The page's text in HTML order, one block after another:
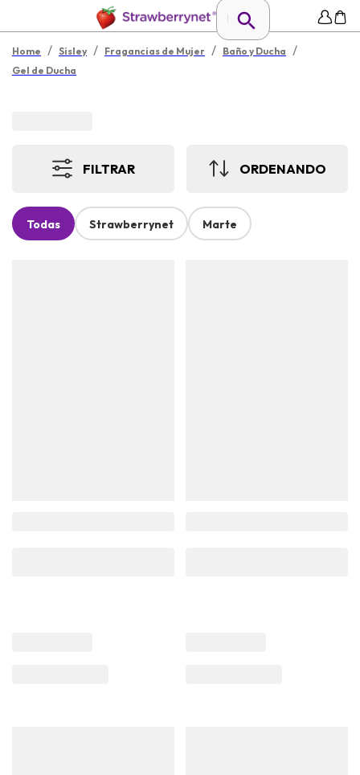
Home / Sisley / Fragancias de Mujer / Baño y Ducha /
Gel de Ducha
FILTRAR ORDENANDO
Todas Strawberrynet Marte